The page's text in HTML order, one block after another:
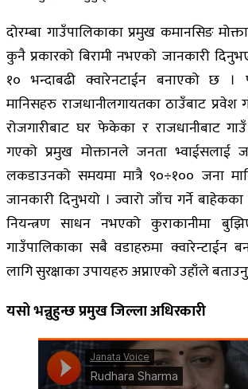
दोरम्बा गाउँपालिकाका प्रमुख कमानसिङ
कुनै प्रकारको बिरामी नभएको जानकारी
१० भन्दाबढी क्वारेनटाईन बनाएको छ ।
मानिसहरु राजधानीलगायतका ठाउँबाट
रोजगारीबाट घर फेकेका र राजधानीबाट
गएको प्रमुख मोक्तानले जनता भ्वाईसलाई
लकडाउनको समयमा मात्रै ९०÷१०० जना
जानकारी दिनुभयो । ज्वारो जाँच गर्ने
नियन्त्रण साधन नभएको कुराकानीमा
गाउँपालिकाका सबै वडाहरुमा क्वारेन्टाईन
लागि सुरक्षाका उपायहरु अप्नाएको उहाँले
यसो भन्नुहुन्छ प्रमुख जिल्ला अधिरकारी